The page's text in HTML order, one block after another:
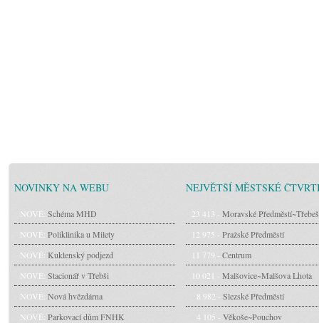
NOVINKY NA WEBU
NOVÉ: Schéma MHD
NOVÉ: Poliklinika u Milety
NOVÉ: Kuklenský podjezd
NOVÉ: Stacionář v Třebši
NOVÉ: Nová hvězdárna
NOVÉ: Parkovací dům FNHK
NEJVĚTŠÍ MĚSTSKÉ
23 413 - Moravské Předměstí~Třebeš
12 975 - Pražské Předměstí
11 779 - Centrum
10 021 - Malšovice~Malšova Lhota
8 982 - Slezské Předměstí
4 105 - Věkoše~Pouchov